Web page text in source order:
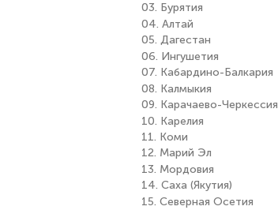
03. Бурятия
04. Алтай
05. Дагестан
06. Ингушетия
07. Кабардино-Балкария
08. Калмыкия
09. Карачаево-Черкессия
10. Карелия
11. Коми
12. Марий Эл
13. Мордовия
14. Саха (Якутия)
15. Северная Осетия